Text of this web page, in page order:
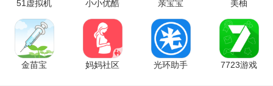
2. 支持团队协作，根据自己的专长选择不同的角色，共同完
成创作项目。
3. 提供素材提交功能，将自己的作品上传到商店，分享给其
51虚拟机
1.3.1.3.40-
64cnfn 官
方版
小小优酷
5.5.0 官方
版
亲宝宝
11.14.7 手
机版
美柚
9.09.0.0 最
新版
金苗宝
妈妈社区
光环助手
7723游戏